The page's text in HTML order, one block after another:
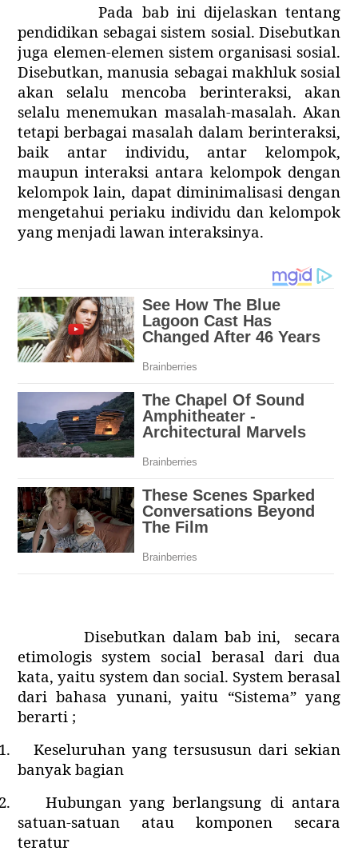
Pada bab ini dijelaskan tentang
pendidikan sebagai sistem sosial. Disebutkan
juga elemen-elemen sistem organisasi sosial.
Disebutkan, manusia sebagai makhluk sosial
akan selalu mencoba berinteraksi, akan
selalu menemukan masalah-masalah. Akan
tetapi berbagai masalah dalam berinteraksi,
baik antar individu, antar kelompok,
maupun interaksi antara kelompok dengan
kelompok lain, dapat diminimalisasi dengan
mengetahui periaku individu dan kelompok
yang menjadi lawan interaksinya.
Disebutkan dalam bab ini,
secara
etimologis system social berasal dari dua
kata, yaitu system dan social. System berasal
dari bahasa yunani, yaitu “Sistema” yang
berarti ;
Keseluruhan yang tersususun dari sekian
banyak bagian
Hubungan yang berlangsung di antara
satuan-satuan atau komponen secara
teratur